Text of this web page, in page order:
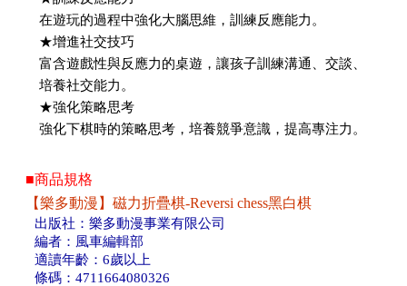
在遊玩的過程中強化大腦思維，訓練反應能力。
★增進社交技巧
富含遊戲性與反應力的桌遊，讓孩子訓練溝通、交談、
培養社交能力。
★強化策略思考
強化下棋時的策略思考，培養競爭意識，提高專注力。
■商品規格
【樂多動漫】磁力折疊棋-Reversi chess黑白棋
出版社：樂多動漫事業有限公司
編者：風車編輯部
適讀年齡：6歲以上
條碼：4711664080326